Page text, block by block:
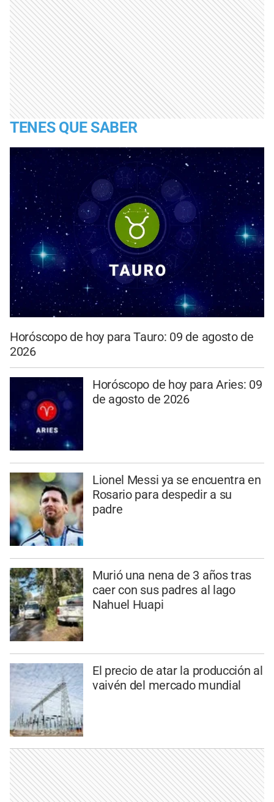
TENES QUE SABER
Horóscopo de hoy para Tauro: 09 de agosto de
2026
Horóscopo de hoy para Aries: 09
de agosto de 2026
Lionel Messi ya se encuentra en
Rosario para despedir a su
padre
Murió una nena de 3 años tras
caer con sus padres al lago
Nahuel Huapi
El precio de atar la producción al
vaivén del mercado mundial